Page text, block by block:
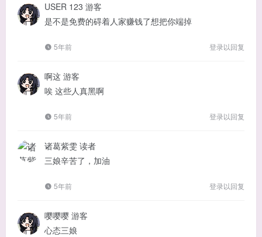
USER 123 游客
是不是免费的碍着人家赚钱了想把你端掉
5年前 登录以回复
啊这 游客
唉 这些人真黑啊
5年前 登录以回复
诸葛紫雯 读者
三娘辛苦了，加油
5年前 登录以回复
嘤嘤嘤 游客
心态三娘